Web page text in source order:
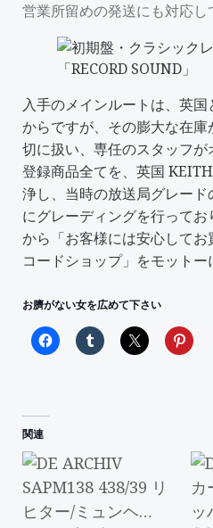
営業所留めの発送にも対応し
入手のメインルートは、英
からですが、その膨大な在
切に扱い、専任のスタッフ
登録商品全てを、英国
浄し、当時の放送局グレー
にグレーディングを行って
から「お客様には安心して
コードショップ」をモットー
お臍がない女を広めて下さい
関連